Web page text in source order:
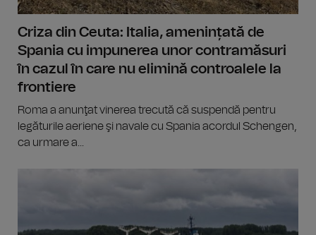
Criza din Ceuta: Italia, amenințată de
Spania cu impunerea unor contramăsuri
în cazul în care nu elimină controalele la
frontiere
Roma a anunţat vinerea trecută că suspendă pentru
legăturile aeriene şi navale cu Spania acordul Schengen,
ca urmare a...